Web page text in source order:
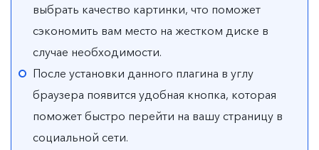
выбрать качество картинки, что поможет
сэкономить вам место на жестком диске в
случае необходимости.
После установки данного плагина в углу
браузера появится удобная кнопка, которая
поможет быстро перейти на вашу страницу в
социальной сети.